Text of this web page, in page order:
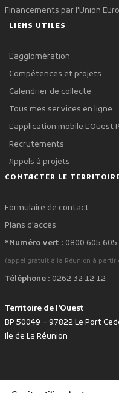
Financements par l'Union
LIENS UTILES
L'agglomération
Compétences et projets
Calendrier de collecte
Tous mes services en ligne
L'application mobile L'Ouest
Recrutements
Appels à projets
CONTACTER LE
Formulaire de contact
Plans d'accès
*Numéro vert : 0800 605 605
(appel gratuit à la Réunion à partir
Téléphone : 0262 32 12 12
Territoire de l'Ouest
BP 50049 – 97822 Le Port
Ile de La Réunion